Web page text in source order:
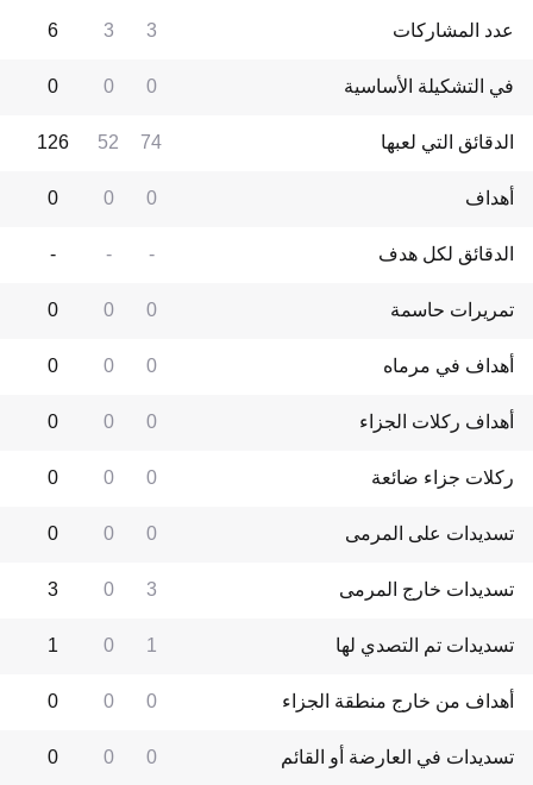
عدد المشاركات 3
3
6
في التشكيلة الأساسية 0
0
0
الدقائق التي لعبها 74
52
126
أهداف 0
0
0
الدقائق لكل هدف -
-
-
تمريرات حاسمة 0
0
0
أهداف في مرماه 0
0
0
أهداف ركلات الجزاء 0
0
0
ركلات جزاء ضائعة 0
0
0
تسديدات على المرمى 0
0
0
تسديدات خارج المرمى 3
0
3
تسديدات تم التصدي لها 1
0
1
أهداف من خارج منطقة الجزاء 0
0
0
تسديدات في العارضة أو القائم 0
0
0